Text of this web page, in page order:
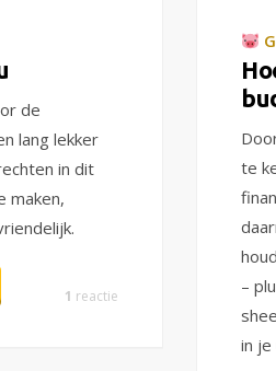
de
lang lekker
in dit
maken,
1 reactie
te
–
in je